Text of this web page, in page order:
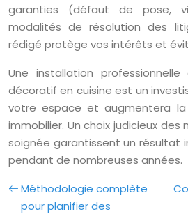
garanties (défaut de pose,
modalités de résolution des
rédigé protège vos intérêts et
Une installation
décoratif en cuisine est un
votre espace et augmentera
immobilier. Un choix judicieux
soignée garantissent un résultat
pendant de nombreuses années.
Méthodologie complète
pour planifier des